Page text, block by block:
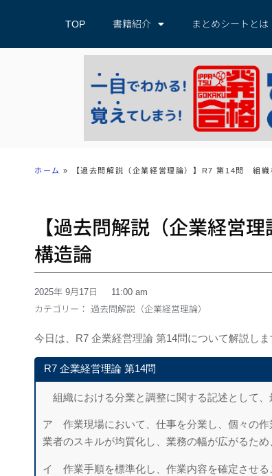
TOP 書籍紹介 まとめシートとは
ホーム » 【過去問解説（企業経営理論）】R7 第14問 組織
【過去問解説（企業経営
構造論
2025年 9月17日
11:00 am
カテゴリー： 過去問解説（企業経営理論）
今日は、R7 企業経営理論 第14問について解説しま
R7 企業経営理論 第14問
組織における分業と調整に関する記述として、
ア 作業現場において、仕事を分業し、個々の
業者のスキルが均質化し、業務の幅が広がるため
イ 作業手順を標準化し、作業内容を確定させ